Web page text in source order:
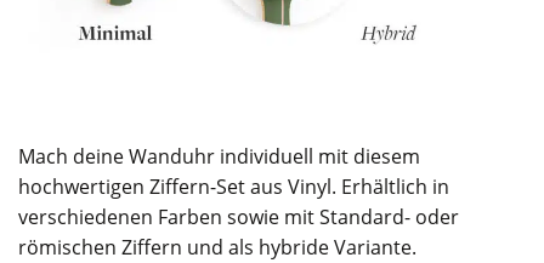
Mach deine Wanduhr individuell mit diesem
hochwertigen Ziffern-Set aus Vinyl. Erhältlich in
verschiedenen Farben sowie mit Standard- oder
römischen Ziffern und als hybride Variante.